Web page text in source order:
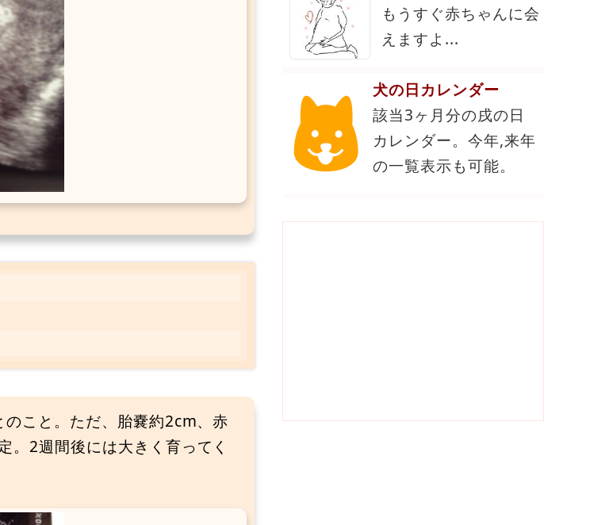
こと。ただ、胎嚢約2cm、赤
2週間後には大きく育ってく
もうすぐ赤ちゃんに会
えますよ...
犬の日カレンダー
該当3ヶ月分の戌の日
カレンダー。今年,来年
の一覧表示も可能。